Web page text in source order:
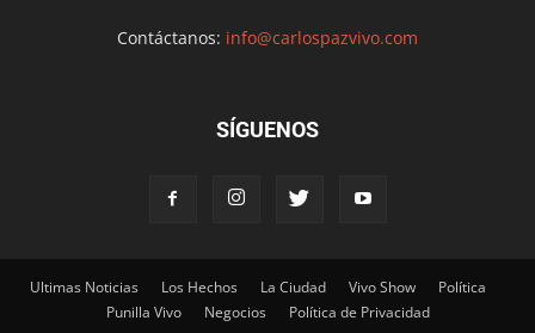
Contáctanos: info@carlospazvivo.com
SÍGUENOS
Ultimas Noticias Los Hechos La Ciudad Vivo Show
Política
Punilla Vivo
Negocios Política de Privacidad